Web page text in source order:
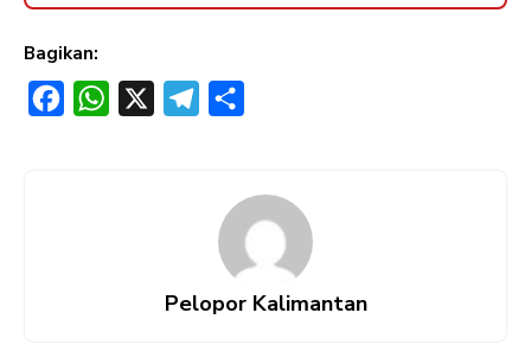
Bagikan:
W
a
r
e
Pelopor Kalimantan